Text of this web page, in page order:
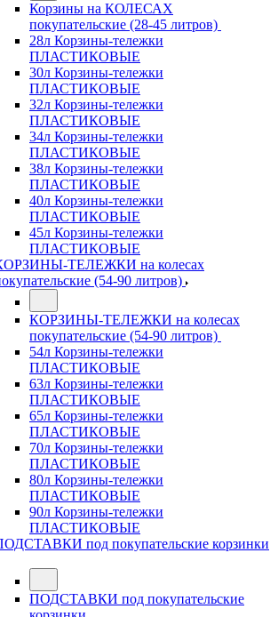
Корзины на КОЛЕСАХ
покупательские (28-45 литров)
28л Корзины-тележки
ПЛАСТИКОВЫЕ
30л Корзины-тележки
ПЛАСТИКОВЫЕ
32л Корзины-тележки
ПЛАСТИКОВЫЕ
34л Корзины-тележки
ПЛАСТИКОВЫЕ
38л Корзины-тележки
ПЛАСТИКОВЫЕ
40л Корзины-тележки
ПЛАСТИКОВЫЕ
45л Корзины-тележки
ПЛАСТИКОВЫЕ
ТЕЛЕЖКИ на колесах
(54-90 литров)
КОРЗИНЫ-ТЕЛЕЖКИ на колесах
покупательские (54-90 литров)
54л Корзины-тележки
ПЛАСТИКОВЫЕ
63л Корзины-тележки
ПЛАСТИКОВЫЕ
65л Корзины-тележки
ПЛАСТИКОВЫЕ
70л Корзины-тележки
ПЛАСТИКОВЫЕ
80л Корзины-тележки
ПЛАСТИКОВЫЕ
90л Корзины-тележки
ПЛАСТИКОВЫЕ
под покупательские корзинки
ПОДСТАВКИ под покупательские